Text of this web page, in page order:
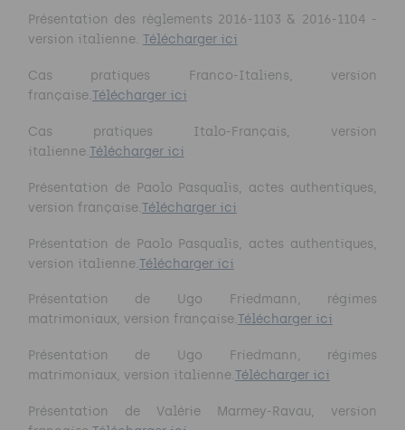
Présentation des règlements 2016-1103 & 2016-1104 -
version italienne. Télécharger ici
Cas pratiques Franco-Italiens, version
française.Télécharger ici
Cas pratiques Italo-Français, version
italienne.Télécharger ici
Présentation de Paolo Pasqualis, actes authentiques,
version française.Télécharger ici
Présentation de Paolo Pasqualis, actes authentiques,
version italienne.Télécharger ici
Présentation de Ugo Friedmann, régimes
matrimoniaux, version française.Télécharger ici
Présentation de Ugo Friedmann, régimes
matrimoniaux, version italienne.Télécharger ici
Présentation de Valérie Marmey-Ravau, version